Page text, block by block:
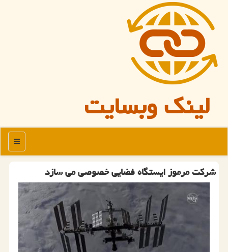
لینک وبسایت
منو
شرکت مرموز ایستگاه فضایی خصوصی می سازد